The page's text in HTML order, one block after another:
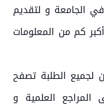
الجامعة و لتقديم
كم من المعلومات
لجميع الطلبة تصفح
المراجع العلمية و